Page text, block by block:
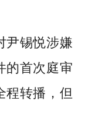
尹锡悦涉嫌
的首次庭审
程转播，但